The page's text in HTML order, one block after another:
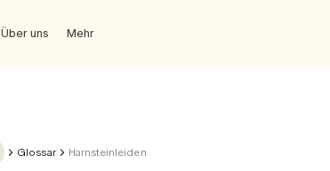
Über uns Mehr
Glossar Harnsteinleiden